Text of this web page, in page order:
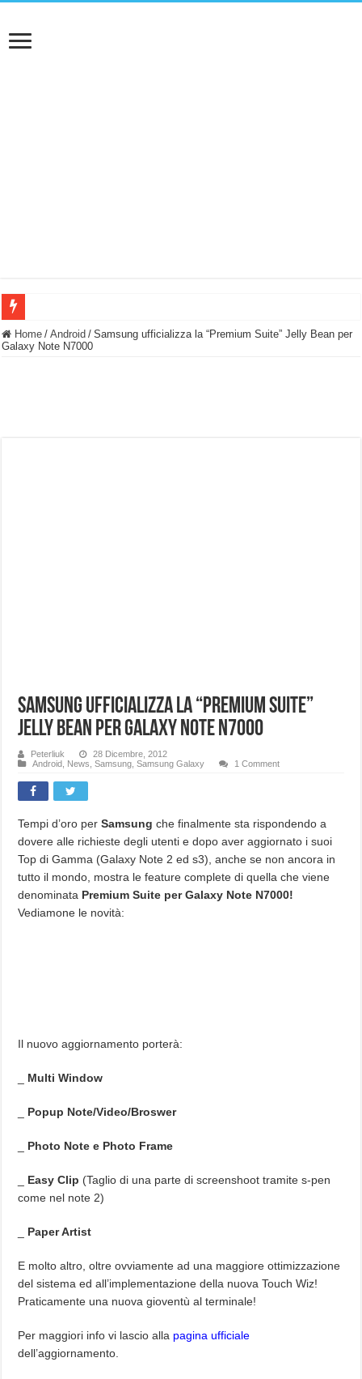
BASTA FATICARE! Questo robot tagliaerba lo appoggi e fa tutto lui! (Senza
Home / Android / Samsung ufficializza la “Premium Suite” Jelly Bean per
Galaxy Note N7000
Samsung ufficializza la “Premium Suite”
Jelly Bean per Galaxy Note N7000
Peterliuk
28 Dicembre, 2012
Android News ,Samsung ,Samsung Galaxy 1 Comment
Tempi d’oro perSamsung che finalmente sta rispondendo a
dovere alle richieste degli utenti e dopo aver aggiornato i suoi
Top di Gamma (Galaxy Note 2 ed s3), anche se non ancora in
tutto il mondo, mostra le feature complete di quella che viene
denominata Premium Suite per Galaxy Note N7000!
Vediamone le novità:
Il nuovo aggiornamento porterà:
Multi Window
Popup Note/Video/Broswer
Photo Note e Photo Frame
Easy Clip (Taglio di una parte di screenshoot tramite s-pen
come nel note 2)
Paper Artist
E molto altro, oltre ovviamente ad una maggiore ottimizzazione
del sistema ed all’implementazione della nuova Touch Wiz!
Praticamente una nuova gioventù al terminale!
Per maggiori info vi lascio alla pagina ufficiale
dell’aggiornamento.